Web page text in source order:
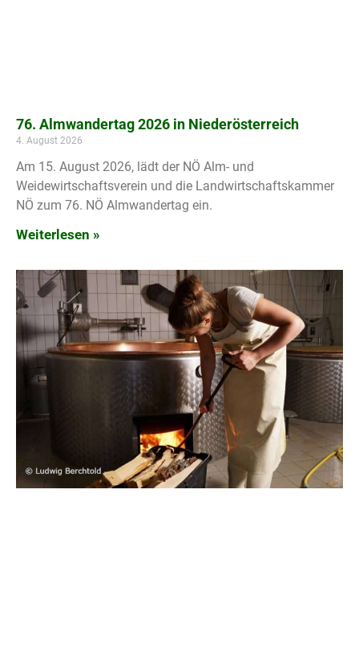
76. Almwandertag 2026 in Niederösterreich
4. August 2026
Am 15. August 2026, lädt der NÖ Alm- und
Weidewirtschaftsverein und die Landwirtschaftskammer
NÖ zum 76. NÖ Almwandertag ein.
Weiterlesen »